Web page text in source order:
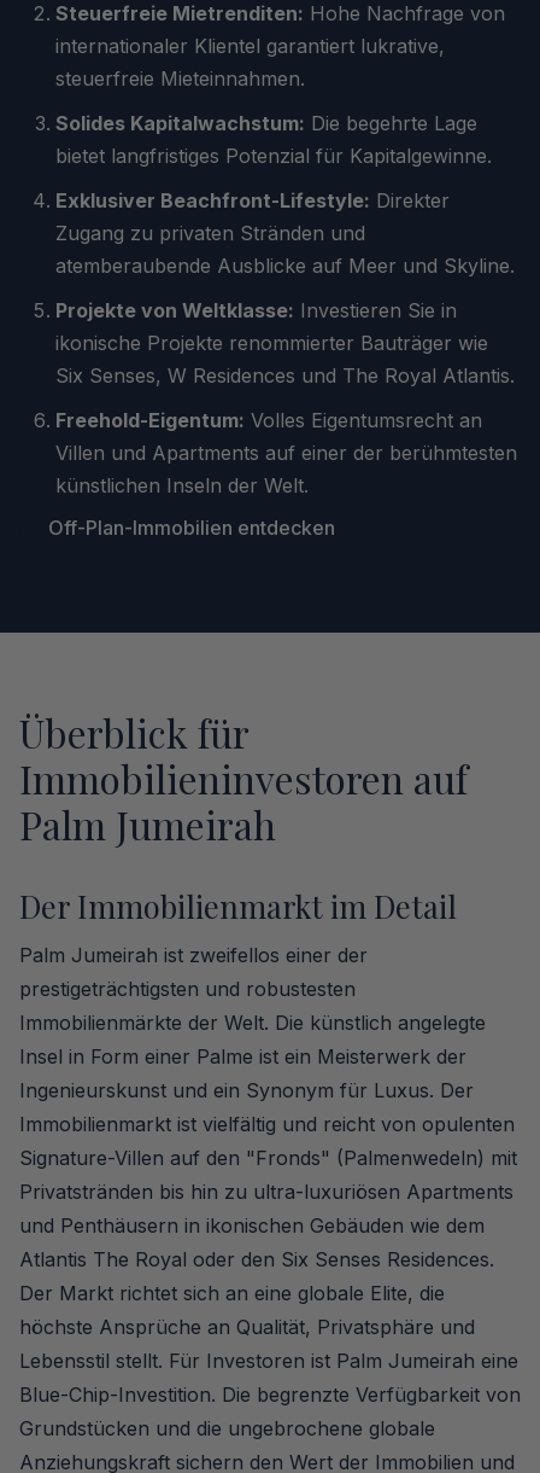
Steuerfreie Mietrenditen: Hohe Nachfrage von
internationaler Klientel garantiert lukrative,
steuerfreie Mieteinnahmen.
Solides Kapitalwachstum: Die begehrte Lage
bietet langfristiges Potenzial für Kapitalgewinne.
Exklusiver Beachfront-Lifestyle: Direkter
Zugang zu privaten Stränden und
atemberaubende Ausblicke auf Meer und Skyline.
Projekte von Weltklasse: Investieren Sie in
ikonische Projekte renommierter Bauträger wie
Six Senses, W Residences und The Royal Atlantis.
Freehold-Eigentum: Volles Eigentumsrecht an
Villen und Apartments auf einer der berühmtesten
künstlichen Inseln der Welt.
Off-Plan-Immobilien entdecken
Überblick für
Immobilieninvestoren auf
Palm Jumeirah
Der Immobilienmarkt im Detail
Palm Jumeirah ist zweifellos einer der
prestigeträchtigsten und robustesten
Immobilienmärkte der Welt. Die künstlich angelegte
Insel in Form einer Palme ist ein Meisterwerk der
Ingenieurskunst und ein Synonym für Luxus. Der
Immobilienmarkt ist vielfältig und reicht von opulenten
Signature-Villen auf den "Fronds" (Palmenwedeln) mit
Privatstränden bis hin zu ultra-luxuriösen Apartments
und Penthäusern in ikonischen Gebäuden wie dem
Atlantis The Royal oder den Six Senses Residences.
Der Markt richtet sich an eine globale Elite, die
höchste Ansprüche an Qualität, Privatsphäre und
Lebensstil stellt. Für Investoren ist Palm Jumeirah eine
Blue-Chip-Investition. Die begrenzte Verfügbarkeit von
Grundstücken und die ungebrochene globale
Anziehungskraft sichern den Wert der Immobilien und